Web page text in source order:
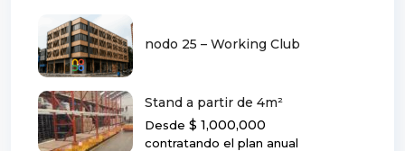
nodo 25 – Working Club
Stand a partir de 4m²
Desde $ 1,000,000
contratando el plan anual